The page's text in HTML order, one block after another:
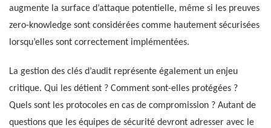
augmente la surface d’attaque potentielle, même si les preuves
zero-knowledge sont considérées comme hautement sécurisées
lorsqu’elles sont correctement implémentées.
La gestion des clés d’audit représente également un enjeu
critique. Qui les détient ? Comment sont-elles protégées ?
Quels sont les protocoles en cas de compromission ? Autant de
questions que les équipes de sécurité devront adresser avec le